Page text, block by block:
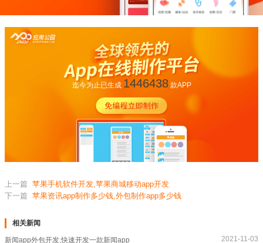
迄今为止已生成 1446438款APP
上一篇 苹果手机软件开发,苹果商城移动app开发
下一篇 苹果资讯app制作多少钱,外包制作app多少钱
相关新闻
新闻app外包开发,快速开发一款新闻app 2021-11-03